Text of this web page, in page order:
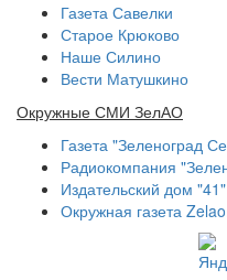
Газета Савелки
Старое Крюково
Наше Силино
Вести Матушкино
Окружные СМИ ЗелАО
Газета "Зеленоград
Радиокомпания
Издательский дом "41"
Окружная газета